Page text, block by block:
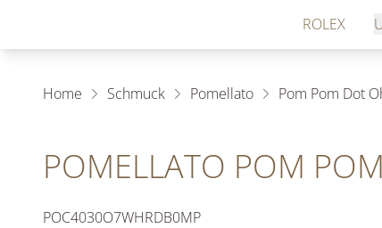
ROLEX
Home Schmuck Pomellato Pom Pom Dot
POMELLATO POM
POC4030O7WHRDB0MP